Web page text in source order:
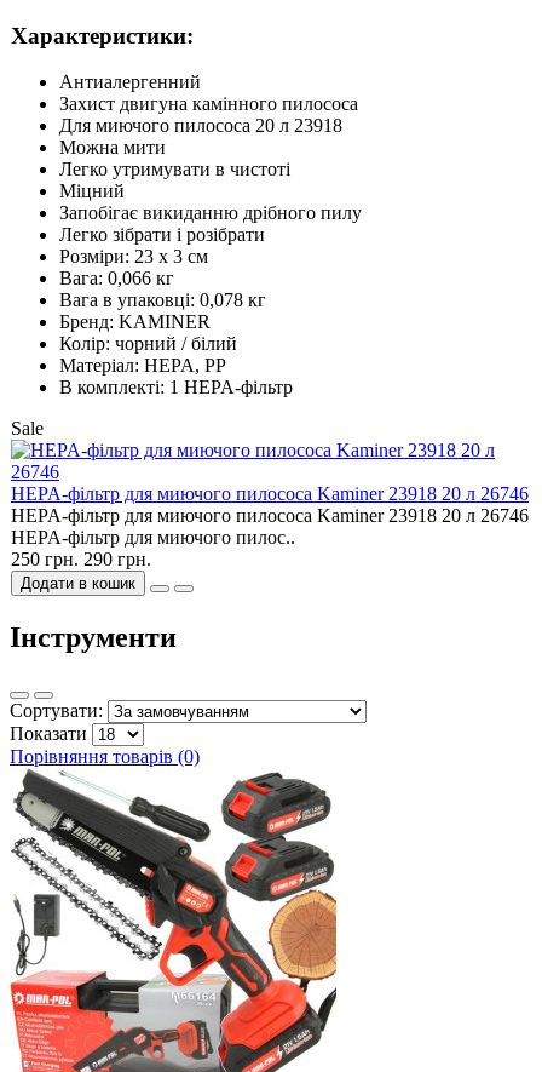
Характеристики:
Антиалергенний
Захист двигуна камінного пилососа
Для миючого пилососа 20 л 23918
Можна мити
Легко утримувати в чистоті
Міцний
Запобігає викиданню дрібного пилу
Легко зібрати і розібрати
Розміри: 23 x 3 см
Вага: 0,066 кг
Вага в упаковці: 0,078 кг
Бренд: KAMINER
Колір: чорний / білий
Матеріал: HEPA, PP
В комплекті: 1 HEPA-фільтр
Sale
HEPA-фільтр для миючого пилососа Kaminer 23918 20 л 26746
HEPA-фільтр для миючого пилососа Kaminer 23918 20 л 26746
HEPA-фільтр для миючого пилос..
250 грн. 290 грн.
Додати в кошик
Інструменти
Сортувати:
Показати
Порівняння товарів (0)